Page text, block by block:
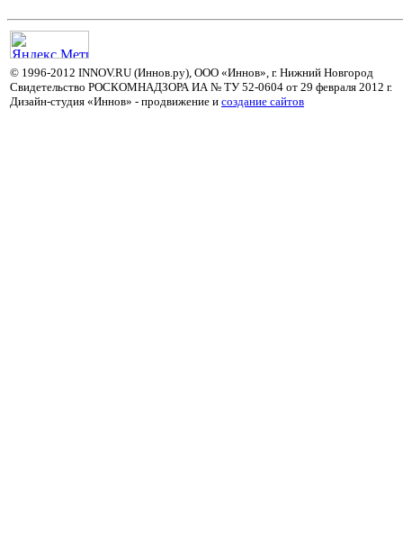
© 1996-2012 INNOV.RU (Иннов.ру), ООО «Иннов», г. Нижний Новгород
Свидетельство РОСКОМНАДЗОРА ИА № ТУ 52-0604 от 29 февраля 2012 г.
Дизайн-студия «Иннов» - продвижение и cоздание сайтов